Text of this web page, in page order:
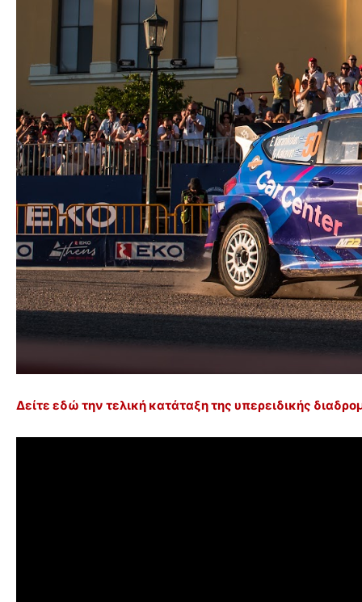
Δείτε εδώ την τελική κατάταξη της υπερειδικής